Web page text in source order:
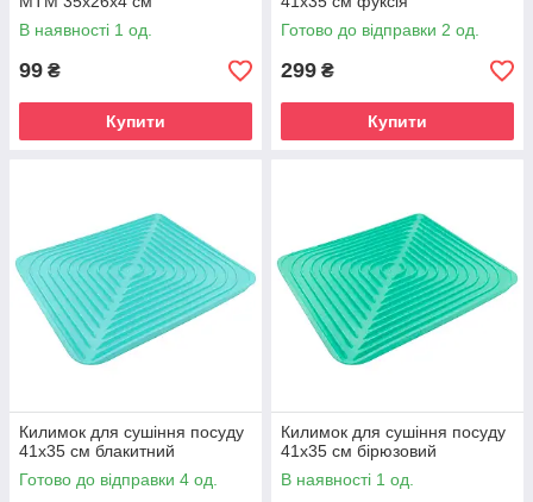
В наявності 1 од.
99 ₴
Купити
Готово до відправки 2 од.
299 ₴
Купити
Килимок для сушіння посуду
41х35 см блакитний
Готово до відправки 4 од.
Килимок для сушіння посуду
41х35 см бірюзовий
В наявності 1 од.